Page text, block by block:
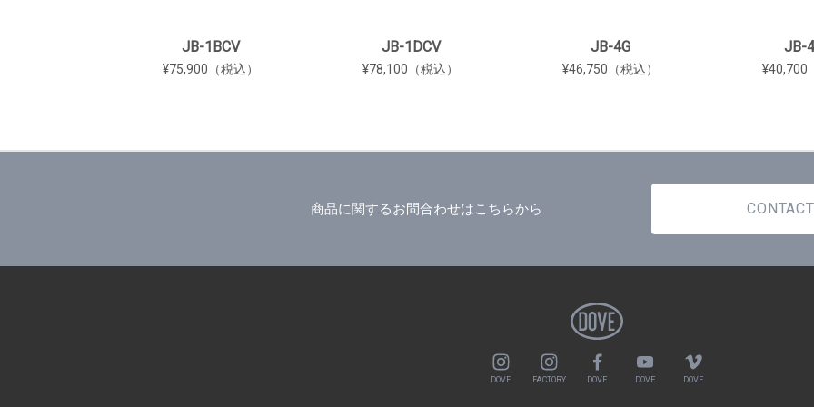
JB-1BCV
¥75,900（税込）
JB-1DCV
¥78,100（税込）
JB-4G
¥46,750（税込）
JB-
¥40,700
商品に関するお問合わせはこちらから CONTACT
DOVE FACTORY DOVE DOVE DOVE